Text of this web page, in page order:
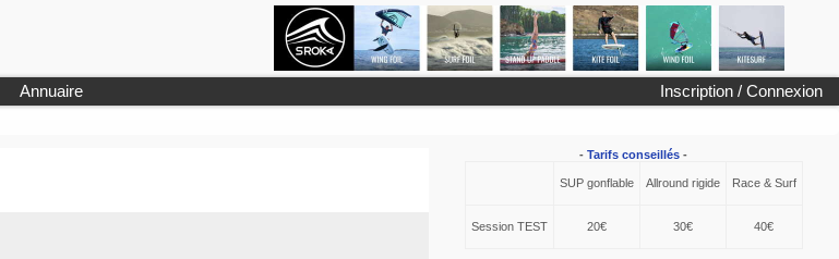
Inscription / Connexion
Annuaire
-Tarifs conseillés -
SUP gonflable Allround rigide Race & Surf
Session TEST 20€ 30€ 40€